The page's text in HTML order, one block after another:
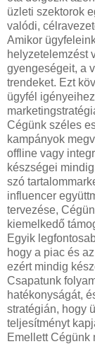
üzleti szektorok
valódi,
Amikor
helyzetelemzést
gyengeségeit, a
trendeket. Ezt
ügyfél
Cégünk széles
kampányok
offline vagy
készségei
szó
influencer
tervezése,
kiemelkedő
Egyik
hogy a piac és
ezért mindig
Csapatunk
hatékonyságát,
stratégián, hogy
teljesítményt
Emellett Cégünk